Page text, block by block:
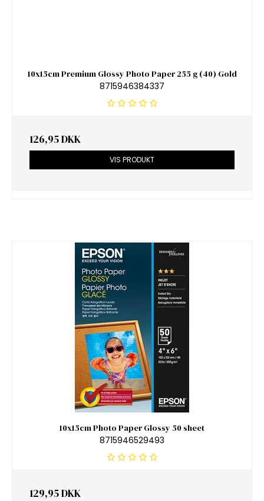
10x15cm Premium Glossy Photo Paper 255 g (40) Gold
8715946384337
126,95 DKK
VIS PRODUKT
10x15cm Photo Paper Glossy 50 sheet
8715946529493
129,95 DKK